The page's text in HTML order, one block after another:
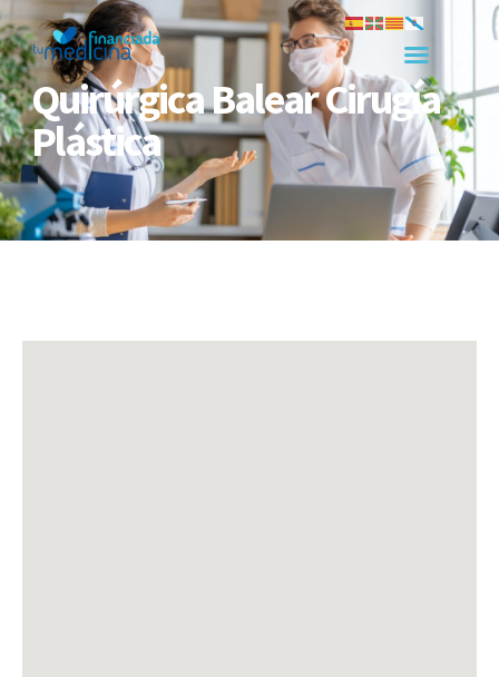
Quirúrgica Balear Cirugía
Plástica